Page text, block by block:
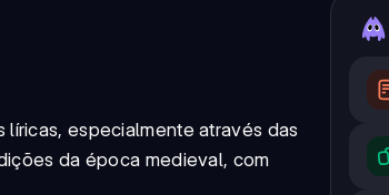
especialmente através das
da época medieval, com